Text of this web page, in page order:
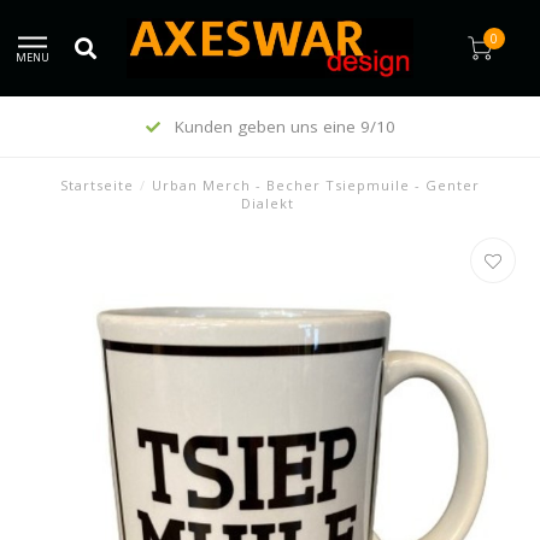
MENU
0
Kunden geben uns eine 9/10
Startseite / Urban Merch - Becher Tsiepmuile - Genter
Dialekt